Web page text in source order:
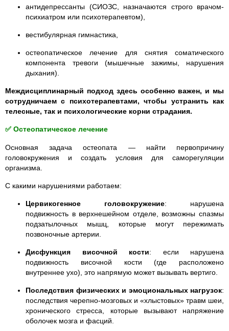
антидепрессанты (СИОЗС, назначаются строго врачом-
психиатром или психотерапевтом),
вестибулярная гимнастика,
остеопатическое лечение для снятия соматического
компонента тревоги (мышечные зажимы, нарушения
дыхания).
Междисциплинарный подход здесь особенно важен, и мы
сотрудничаем с психотерапевтами, чтобы устранить как
телесные, так и психологические корни страдания.
✅ Остеопатическое лечение
Основная задачаостеопата — найти первопричину
головокружения и создать условия для саморегуляции
организма.
С какими нарушениями работаем:
Цервикогенное головокружение: нарушена
подвижность в верхнешейном отделе, возможны спазмы
подзатылочных мышц, которые могут пережимать
позвоночные артерии.
Дисфункция височной кости: если нарушена
подвижность височной кости (где расположено
внутреннее ухо), это напрямую может вызывать вертиго.
Последствия физических и эмоциональных нагрузок:
последствия черепно-мозговых и «хлыстовых» травм шеи,
хронического стресса, которые вызывают напряжение
оболочек мозга и фасций.